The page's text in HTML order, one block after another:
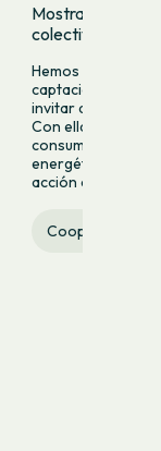
Mostramos
colectivamente
Hemos lanzado
captación para
invitar a más
Con ella
consumir energía
energético desde
acción colectiva.
Cooperativa